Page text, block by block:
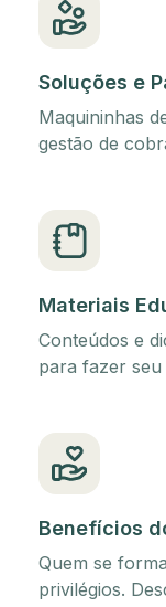
Soluções e
Maquininhas
gestão de
Materiais
Conteúdos e
para fazer
Benefícios
Quem se
privilégios.